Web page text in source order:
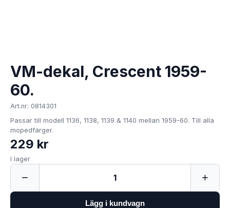
VM-dekal, Crescent 1959-
60.
Art.nr: 0814301
Passar till modell 1136, 1138, 1139 & 1140 mellan 1959-60. Till alla
mopedfärger.
229 kr
I lager
− 1 +
Lägg i kundvagn